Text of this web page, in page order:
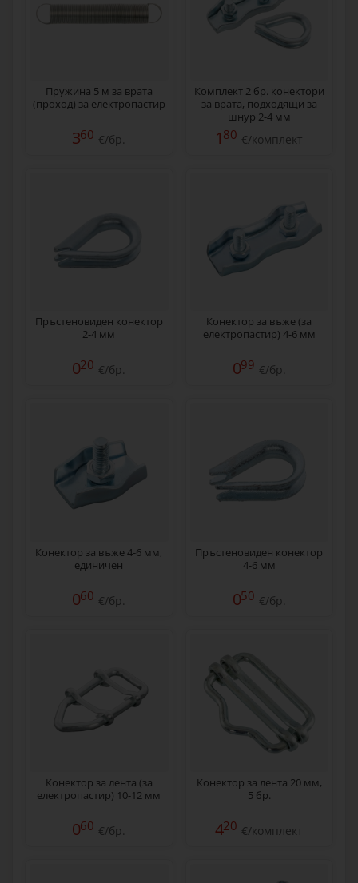
Пружина 5 м за врата
(проход) за електропастир
360 €/бр.
Комплект 2 бр. конектори
за врата, подходящи за
шнур 2-4 мм
180 €/комплект
Пръстеновиден конектор
2-4 мм
020 €/бр.
Конектор за въже (за
електропастир) 4-6 мм
099 €/бр.
Конектор за въже 4-6 мм,
единичен
060 €/бр.
Пръстеновиден конектор
4-6 мм
050 €/бр.
Конектор за лента (за
електропастир) 10-12 мм
060 €/бр.
Конектор за лента 20 мм,
5 бр.
420 €/комплект